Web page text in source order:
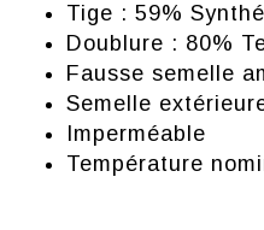
Tige : 59%
Doublure : 80%
Fausse semelle
Semelle
Imperméable
Température